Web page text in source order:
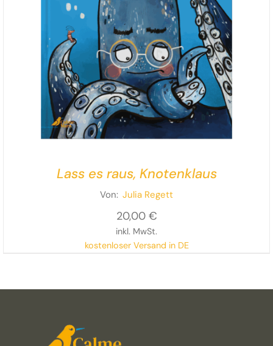
Lass es raus, Knotenklaus
Von: Julia Regett
20,00 €
inkl. MwSt.
kostenloser Versand in DE